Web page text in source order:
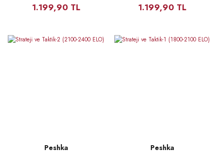
1.199,90 TL 1.199,90 TL
Peshka Peshka